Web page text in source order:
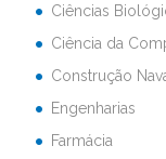
Ciências
Ciência da
Construção
Engenharias
Farmácia